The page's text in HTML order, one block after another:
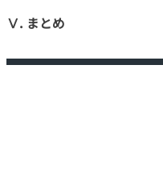
Ⅴ. まとめ